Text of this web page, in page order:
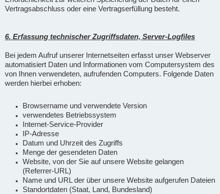
Vertragsabschluss oder eine Vertragserfüllung besteht.
6. Erfassung technischer Zugriffsdaten, Server-Logfiles
Bei jedem Aufruf unserer Internetseiten erfasst unser Webserver
automatisiert Daten und Informationen vom Computersystem des
von Ihnen verwendeten, aufrufenden Computers. Folgende Daten
werden hierbei erhoben:
Browsername und verwendete Version
verwendetes Betriebssystem
Internet-Service-Provider
IP-Adresse
Datum und Uhrzeit des Zugriffs
Menge der gesendeten Daten
Website, von der Sie auf unsere Website gelangen
(Referrer-URL)
Name und URL der über unsere Website aufgerufen Dateien
Standortdaten (Staat, Land, Bundesland)